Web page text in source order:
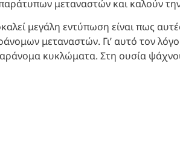
μεταναστών και καλούν
μεγάλη εντύπωση είναι πως
μεταναστών. Γι’ αυτό τον
κυκλώματα. Στη ουσία